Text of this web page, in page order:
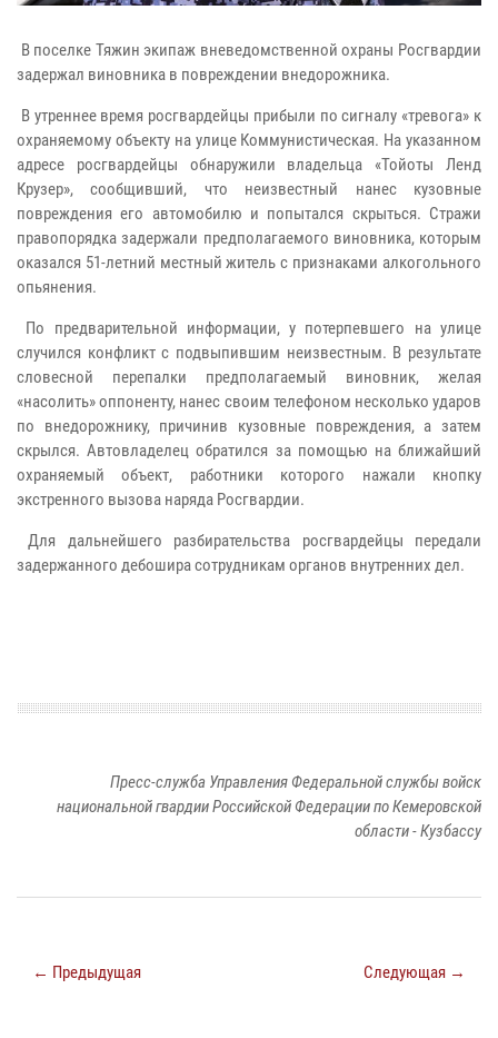
В поселке Тяжин экипаж вневедомственной охраны Росгвардии
задержал виновника в повреждении внедорожника.
В утреннее время росгвардейцы прибыли по сигналу «тревога» к
охраняемому объекту на улице Коммунистическая. На указанном
адресе росгвардейцы обнаружили владельца «Тойоты Ленд
Крузер», сообщивший, что неизвестный нанес кузовные
повреждения его автомобилю и попытался скрыться. Стражи
правопорядка задержали предполагаемого виновника, которым
оказался 51-летний местный житель с признаками алкогольного
опьянения.
По предварительной информации, у потерпевшего на улице
случился конфликт с подвыпившим неизвестным. В результате
словесной перепалки предполагаемый виновник, желая
«насолить» оппоненту, нанес своим телефоном несколько ударов
по внедорожнику, причинив кузовные повреждения, а затем
скрылся. Автовладелец обратился за помощью на ближайший
охраняемый объект, работники которого нажали кнопку
экстренного вызова наряда Росгвардии.
Для дальнейшего разбирательства росгвардейцы передали
задержанного дебошира сотрудникам органов внутренних дел.
Пресс-служба Управления Федеральной службы войск
национальной гвардии Российской Федерации по Кемеровской
области - Кузбассу
← Предыдущая Следующая →